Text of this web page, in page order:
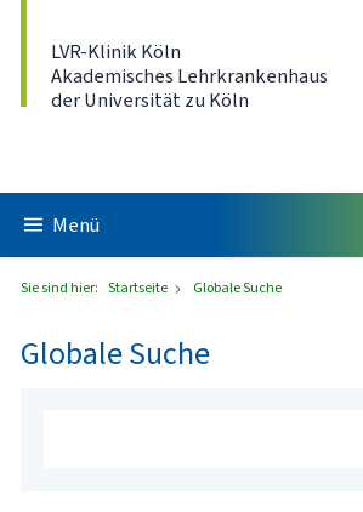
LVR-Klinik Köln
Akademisches Lehrkrankenhaus
der Universität zu Köln
Menü
Sie sind hier: Startseite Globale Suche
Globale Suche